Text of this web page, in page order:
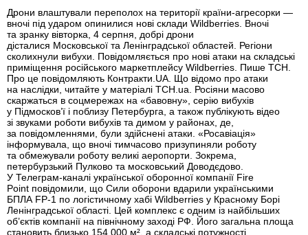
Дрони влаштували переполох на території країни-агресорки —
вночі під ударом опинилися нові склади Wildberries. Вночі
та зранку вівторка, 4 серпня, добрі дрони
дісталися Московської та Ленінградської областей. Регіони
сколихнули вибухи. Повідомляється про нові атаки на складські
приміщення російського маркетплейсу Wildberries. Пише ТСН.
Про це повідомляють Контракти.UA. Що відомо про атаки
на наслідки, читайте у матеріалі ТСН.ua. Росіяни масово
скаржаться в соцмережах на «бавовну», серію вибухів
у Підмосков’ї і поблизу Петербурга, а також публікують відео
зі звуками роботи вибухів та димом у районах, де,
за повідомленнями, були здійснені атаки. «Росавіація»
інформувала, що вночі тимчасово призупиняли роботу
та обмежували роботу великі аеропорти. Зокрема,
петербурзький Пулково та московський Доводєдово.
У Телеграм-каналі української оборонної компанії Fire
Point повідомили, що Сили оборони вдарили українськими
БПЛА FP-1 по логістичному хабі Wildberries у Красному Борі
Ленінградської області. Цей комплекс є одним із найбільших
об’єктів компанії на північному заході РФ. Його загальна площа
становить близько 154 000 м², а складські потужності